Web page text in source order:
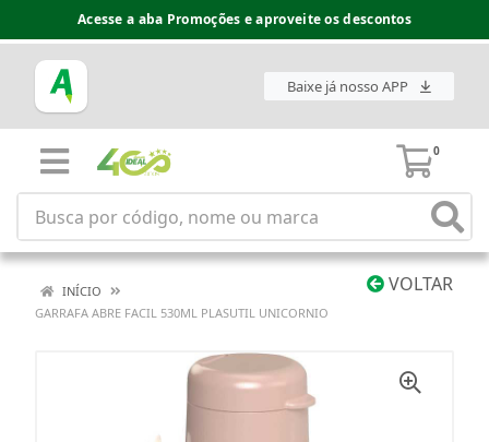
Acesse a aba Promoções e aproveite os descontos
Baixe já nosso APP
0
VOLTAR
INÍCIO
GARRAFA ABRE FACIL 530ML PLASUTIL UNICORNIO